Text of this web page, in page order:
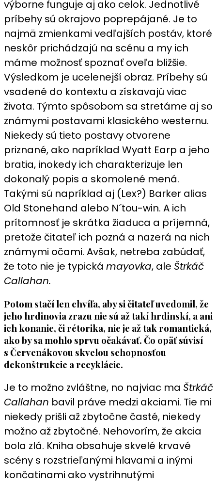
výborne funguje aj ako celok. Jednotlivé
príbehy sú okrajovo poprepájané. Je to
najmä zmienkami vedľajších postáv, ktoré
neskôr prichádzajú na scénu a my ich
máme možnosť spoznať oveľa bližšie.
Výsledkom je ucelenejší obraz. Príbehy sú
vsadené do kontextu a získavajú viac
života. Týmto spôsobom sa stretáme aj so
známymi postavami klasického westernu.
Niekedy sú tieto postavy otvorene
priznané, ako napríklad Wyatt Earp a jeho
bratia, inokedy ich charakterizuje len
dokonalý popis a skomolené mená.
Takými sú napríklad aj (Lex?) Barker alias
Old Stonehand alebo N´tou-win. A ich
prítomnosť je skrátka žiaduca a príjemná,
pretože čitateľ ich pozná a nazerá na nich
známymi očami. Avšak, netreba zabúdať,
že toto nie je typická mayovka, ale Štrkáč
Callahan.
Potom stačí len chvíľa, aby si čitateľ uvedomil, že
jeho hrdinovia zrazu nie sú až takí hrdinskí, a ani
ich konanie, či rétorika, nie je až tak romantická,
ako by sa mohlo sprvu očakávať. Čo opäť súvisí
s Červenákovou skvelou schopnosťou
dekonštrukcie a recyklácie.
Je to možno zvláštne, no najviac ma Štrkáč
Callahan bavil práve medzi akciami. Tie mi
niekedy prišli až zbytočne časté, niekedy
možno až zbytočné. Nehovorím, že akcia
bola zlá. Kniha obsahuje skvelé krvavé
scény s rozstrieľanými hlavami a inými
končatinami ako vystrihnutými